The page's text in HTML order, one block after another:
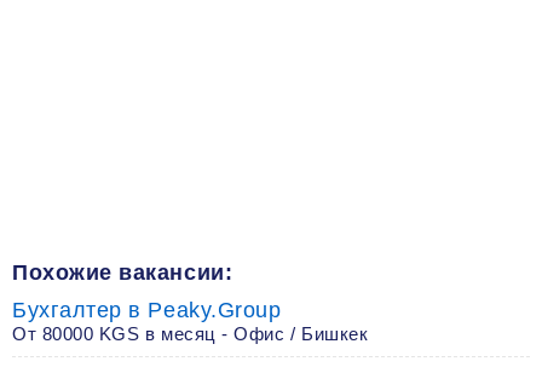
Похожие вакансии:
Бухгалтер в Peaky.Group
От 80000 KGS в месяц - Офис / Бишкек